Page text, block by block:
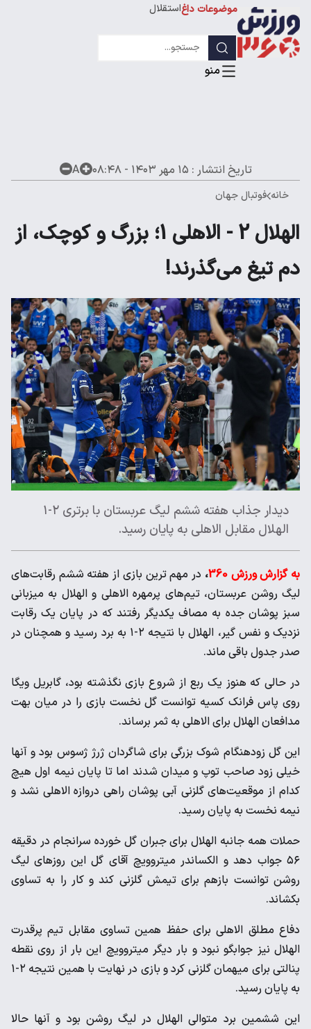
موضوعات داغاستقلال
تاریخ انتشار : ۱۵ مهر ۱۴۰۳ - ۰۸:۴۸ A
خانه فوتبال جهان
الهلال 2 - الاهلی 1؛ بزرگ و کوچک، از
دم تیغ می‌گذرند!
دیدار جذاب هفته ششم لیگ عربستان با برتری ۲-۱
الهلال مقابل الاهلی به پایان رسید.
به گزارش ورزش 360 ، در مهم ترین بازی از هفته ششم رقابت‌های
لیگ روشن عربستان، تیم‌های پرمهره الاهلی و الهلال به میزبانی
سبز پوشان جده به مصاف یکدیگر رفتند که در پایان یک رقابت
نزدیک و نفس گیر، الهلال با نتیجه ۲-۱ به برد رسید و همچنان در
صدر جدول باقی ماند.
در حالی که هنوز یک ربع از شروع بازی نگذشته بود، گابریل ویگا
روی پاس فرانک کسیه توانست گل نخست بازی را در میان بهت
مدافعان الهلال برای الاهلی به ثمر برساند.
این گل زودهنگام شوک بزرگی برای شاگردان ژرژ ژسوس بود و آنها
خیلی زود صاحب توپ و میدان شدند اما تا پایان نیمه اول هیچ
کدام از موقعیت‌های گلزنی آبی پوشان راهی دروازه الاهلی نشد و
نیمه نخست به پایان رسید.
حملات همه جانبه الهلال برای جبران گل خورده سرانجام در دقیقه
۵۶ جواب دهد و الکساندر میتروویچ آقای گل این روزهای لیگ
روشن توانست بازهم برای تیمش گلزنی کند و کار را به تساوی
بکشاند.
دفاع مطلق الاهلی برای حفظ همین تساوی مقابل تیم پرقدرت
الهلال نیز جوابگو نبود و بار دیگر میتروویچ این بار از روی نقطه
پنالتی برای میهمان گلزنی کرد و بازی در نهایت با همین نتیجه ۲-۱
به پایان رسید.
این ششمین برد متوالی الهلال در لیگ روشن بود و آنها حالا